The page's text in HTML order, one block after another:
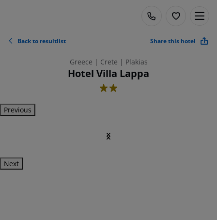
Back to resultlist Share this hotel
Greece | Crete | Plakias
Hotel Villa Lappa
2
Previous
Next